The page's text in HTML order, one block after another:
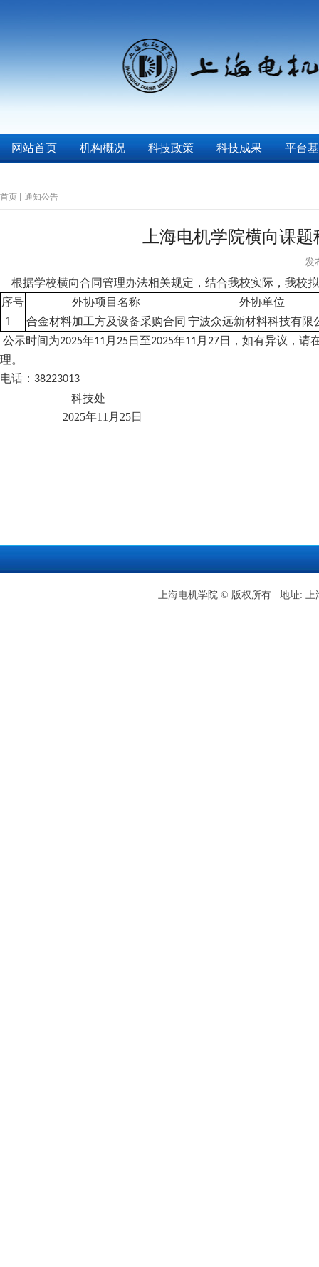
网站首页 机构概况 科技政策 科技成果 平台
首页 通知公告
上海电机学院横向课
发
根据学校横向合同管理办法相关规定，结合我校实际，我校
序号
外协项目名称 外协单位
1 合金材料加工方及设备采购合同 宁波众远新材料科技有限
公示时间为2025年11月 25日至2025年11月 27日，如有异议，请
理。
电话： 38223013
科技处
2025年11月25日
上海电机学院 © 版权所有 地址: